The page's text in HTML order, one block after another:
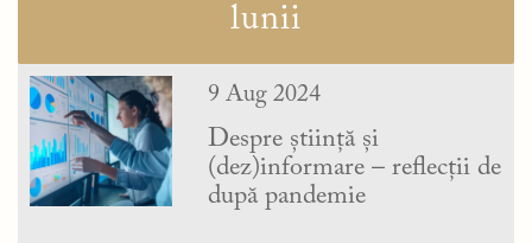
lunii
9 Aug 2024
Despre știință și
(dez)informare – reflecții de
după pandemie